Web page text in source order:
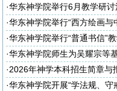
·华东神学院举行6月教学研讨
·华东神学院举行“西方绘画与
·华东神学院举行“普通书信”
·华东神学院师生为吴耀宗等
·2026年神学本科招生简章与
·华东神学院开展“学法规、